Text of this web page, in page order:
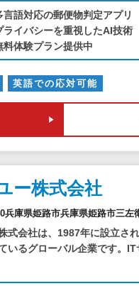
言語対応の郵便物判定アプリ
ライバシーを重視したAI技術
料体験プラン提供中
英語での応対可能
ー株式会社
兵庫県姫路市兵庫県姫路市三左
式会社は、1987年に設立さ
いるグローバル企業です。